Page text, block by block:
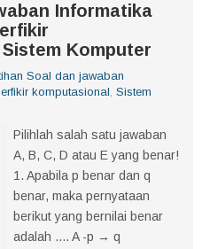
Informatika
Komputer
Soal dan jawaban
komputasional, Sistem
Pilihlah salah satu jawaban
A, B, C, D atau E yang benar!
1. Apabila p benar dan q
benar, maka pernyataan
berikut yang bernilai benar
adalah .... A -p → q